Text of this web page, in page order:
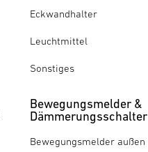
Eckwandhalter
Leuchtmittel
Sonstiges
Bewegungsmelder &
Dämmerungsschalter
Bewegungsmelder außen